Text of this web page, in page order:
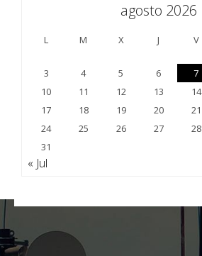
agosto 2026
L M X J V
3
4 5 6 7
10
11 12 13 14
17
18 19 20 21
24
25 26 27 28
31
« Jul